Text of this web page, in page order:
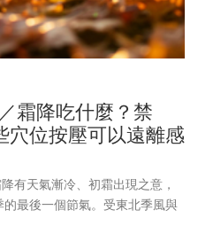
霜降吃什麼？禁
位按壓可以遠離感
有天氣漸冷、初霜出現之意，
最後一個節氣。受東北季風與
，霜降來臨也就更讓身體更有